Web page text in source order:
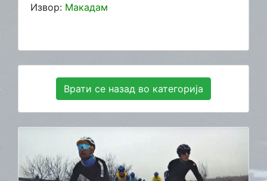
Извор: Макадам
Врати се назад во категорија